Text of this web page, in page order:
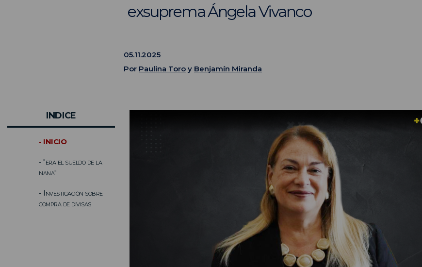
exsuprema Ángela Vivanco
05.11.2025
Por Paulina Toro y Benjamín Miranda
INDICE
- INICIO
- "era el sueldo de la
nana"
- Investigación sobre
compra de divisas